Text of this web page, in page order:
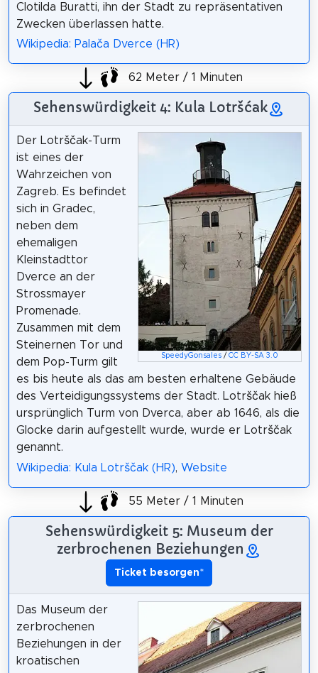
Clotilda Buratti, ihn der Stadt zu repräsentativen
Zwecken überlassen hatte.
Wikipedia: Palača Dverce (HR)
62 Meter / 1 Minuten
Sehenswürdigkeit 4: Kula Lotršćak
SpeedyGonsales /CC BY-SA 3.0
Der Lotrščak-Turm
ist eines der
Wahrzeichen von
Zagreb. Es befindet
sich in Gradec,
neben dem
ehemaligen
Kleinstadttor
Dverce an der
Strossmayer
Promenade.
Zusammen mit dem
Steinernen Tor und
dem Pop-Turm gilt
es bis heute als das am besten erhaltene Gebäude
des Verteidigungssystems der Stadt. Lotrščak hieß
ursprünglich Turm von Dverca, aber ab 1646, als die
Glocke darin aufgestellt wurde, wurde er Lotrščak
genannt.
Wikipedia: Kula Lotrščak (HR), Website
55 Meter / 1 Minuten
Sehenswürdigkeit 5: Museum der
zerbrochenen Beziehungen
Ticket besorgen*
Das Museum der
zerbrochenen
Beziehungen in der
kroatischen